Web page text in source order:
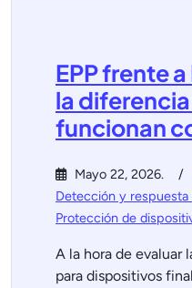
EPP frente
la
funcionan
Mayo 22, 2026.
Detección y
Protección de
A la hora de evaluar
para dispositivos